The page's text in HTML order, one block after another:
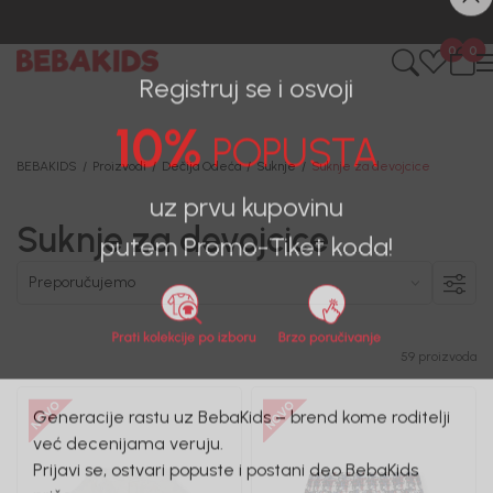
0
0
BEBAKIDS Proizvodi Dečija Odeća Suknje Suknje za devojcice
Suknje za devojcice
59 proizvoda
10%POPUSTA
uz prvu kupovinu
putem Promo-Tiket koda!
Generacije rastu uz BebaKids – brend kome roditelji
već decenijama veruju.